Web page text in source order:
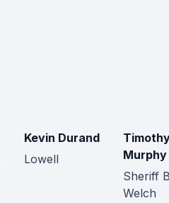
Kevin Durand
Lowell
Murphy
Sheriff
Welch